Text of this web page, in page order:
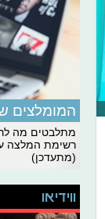
המומלצים
מתלבטים מה
רשימת המלצה
(מתעדכן)
ווידיאו